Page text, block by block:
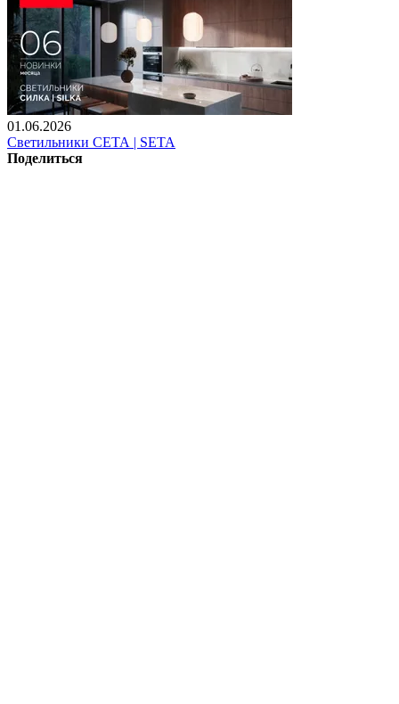
01.06.2026
Светильники СЕТА | SETA
Поделиться